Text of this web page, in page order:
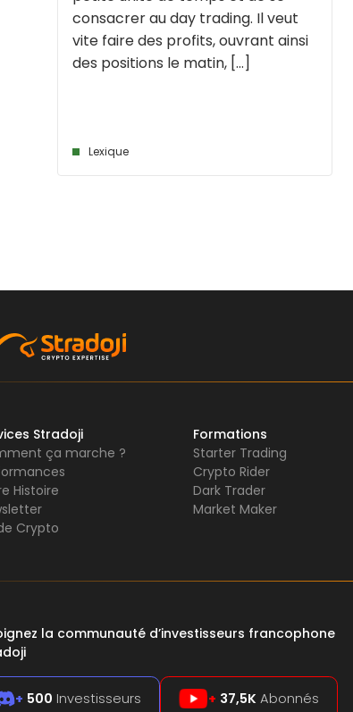
consacrer au day trading. Il veut
vite faire des profits, ouvrant ainsi
des positions le matin, [...]
Lexique
Stradoji
ça marche ?
Histoire
Crypto
Formations
Starter Trading
Crypto Rider
Dark Trader
Market Maker
la communauté d’investisseurs francophone
+ 500 Investisseurs + 37,5K Abonnés